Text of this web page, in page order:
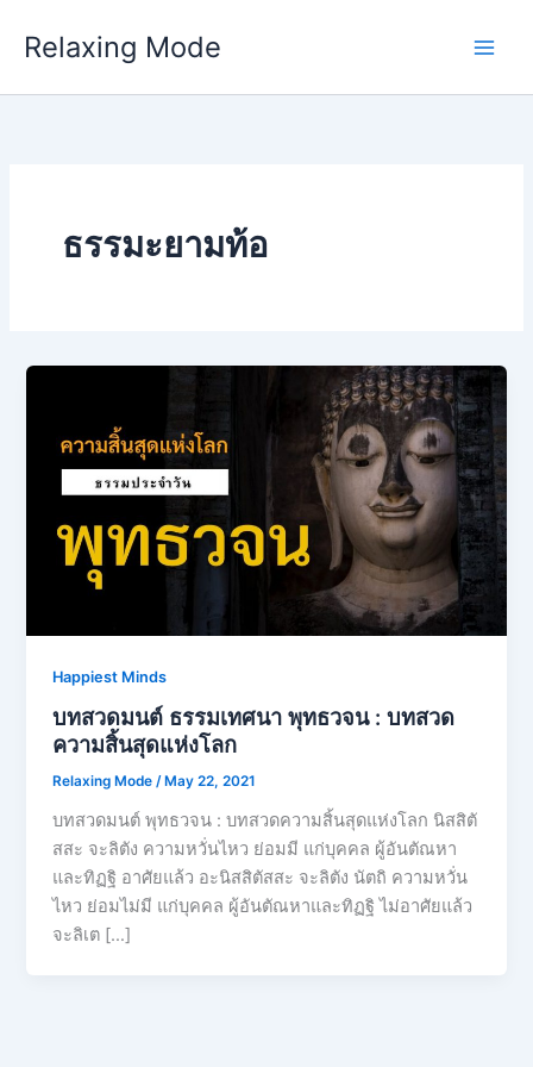
Relaxing Mode
ธรรมะยามท้อ
Happiest Minds
บทสวดมนต์ ธรรมเทศนา พุทธวจน : บทสวด
ความสิ้นสุดแห่งโลก
Relaxing Mode/ May 22, 2021
บทสวดมนต์ พุทธวจน : บทสวดความสิ้นสุดแห่งโลก นิสสิตั
สสะ จะลิตัง ความหวั่นไหว ย่อมมี แก่บุคคล ผู้อันตัณหา
และทิฏฐิ อาศัยแล้ว อะนิสสิตัสสะ จะลิตัง นัตถิ ความหวั่น
ไหว ย่อมไม่มี แก่บุคคล ผู้อันตัณหาและทิฏฐิ ไม่อาศัยแล้ว
จะลิเต […]